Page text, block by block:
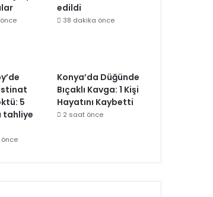
edildi
38 dakika önce
5
tahliye
Konya’da Düğünde
Bıçaklı Kavga: 1 Kişi
Hayatını Kaybetti
2 saat önce